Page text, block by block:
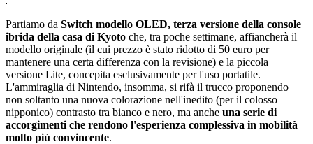
Partiamo da Switch modello OLED, terza versione della console
ibrida della casa di Kyoto che, tra poche settimane, affiancherà il
modello originale (il cui prezzo è stato ridotto di 50 euro per
mantenere una certa differenza con la revisione) e la piccola
versione Lite, concepita esclusivamente per l'uso portatile.
L'ammiraglia di Nintendo, insomma, si rifà il trucco proponendo
non soltanto una nuova colorazione nell'inedito (per il colosso
nipponico) contrasto tra bianco e nero, ma anche una serie di
accorgimenti che rendono l'esperienza complessiva in mobilità
molto più convincente.